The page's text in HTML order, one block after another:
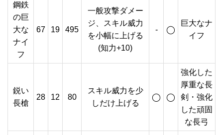
鋼鉄
の巨
大な
ナイ
フ
67 19 495
一般攻撃ダメー
ジ、スキル威力
を小幅に上げる
(知力+10)
- ◯
巨大なナ
イフ
鋭い
長槍
28 12 80
スキル威力を少
しだけ上げる
◯ ◯
強化した
厚重な長
剣・強化
した頑固
な長弓